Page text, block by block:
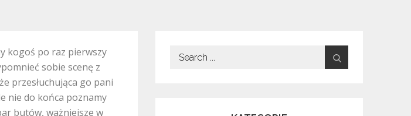
kogoś po raz pierwszy
sobie scenę z
przesłuchująca go pani
nie do końca poznamy
butów, ważniejsze w
Search